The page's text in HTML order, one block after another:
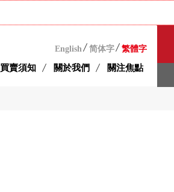
English 简体字 繁體字
買賣須知 關於我們 關注焦點